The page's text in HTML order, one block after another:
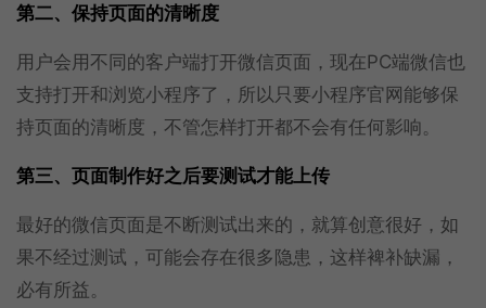
第二、保持页面的清晰度
用户会用不同的客户端打开微信页面，现在PC端微信也
支持打开和浏览小程序了，所以只要小程序官网能够保
持页面的清晰度，不管怎样打开都不会有任何影响。
第三、页面制作好之后要测试才能上传
最好的微信页面是不断测试出来的，就算创意很好，如
果不经过测试，可能会存在很多隐患，这样裨补缺漏，
必有所益。